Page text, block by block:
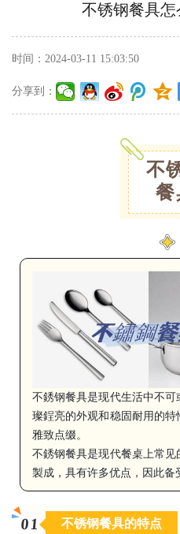
不锈钢餐具怎
时间：2024-03-11 15:03:50
分享到：
不
餐
不銹钢餐具是现代生活中不
璨鋥亮的外观和稳固耐用的
雅致点缀。
不銹钢餐具是现代餐桌上常
製成，具有许多优点，因此备
01 不锈钢餐具的特点